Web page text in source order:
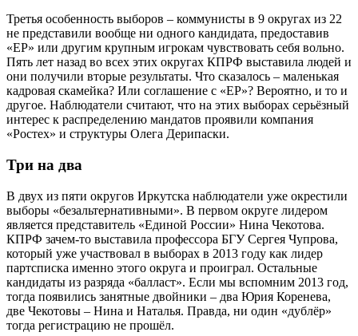
Третья особенность выборов – коммунисты в 9 округах из 22
не представили вообще ни одного кандидата, предоставив
«ЕР» или другим крупным игрокам чувствовать себя вольно.
Пять лет назад во всех этих округах КПРФ выставила людей и
они получили вторые результаты. Что сказалось – маленькая
кадровая скамейка? Или соглашение с «ЕР»? Вероятно, и то и
другое. Наблюдатели считают, что на этих выборах серьёзный
интерес к распределению мандатов проявили компания
«Ростех» и структуры Олега Дерипаски.
Три на два
В двух из пяти округов Иркутска наблюдатели уже окрестили
выборы «безальтернативными». В первом округе лидером
является представитель «Единой России» Нина Чекотова.
КПРФ зачем-то выставила профессора БГУ Сергея Чупрова,
который уже участвовал в выборах в 2013 году как лидер
партсписка именно этого округа и проиграл. Остальные
кандидаты из разряда «балласт». Если мы вспомним 2013 год,
тогда появились занятные двойники – два Юрия Коренева,
две Чекотовы – Нина и Наталья. Правда, ни один «дублёр»
тогда регистрацию не прошёл.